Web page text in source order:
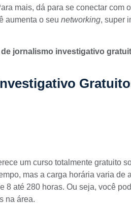
mais, dá para se conectar com
aumenta o seu networking, super
jornalismo investigativo
um curso totalmente gratuito
mas a carga horária varia de
8 até 280 horas. Ou seja, você
na área.